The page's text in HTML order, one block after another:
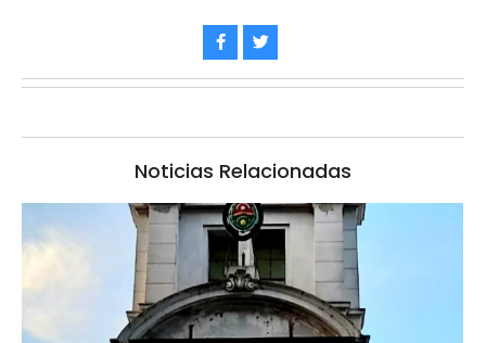
Noticias Relacionadas